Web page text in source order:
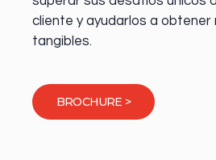
cliente y ayudarlos a obtener
tangibles.
BROCHURE >